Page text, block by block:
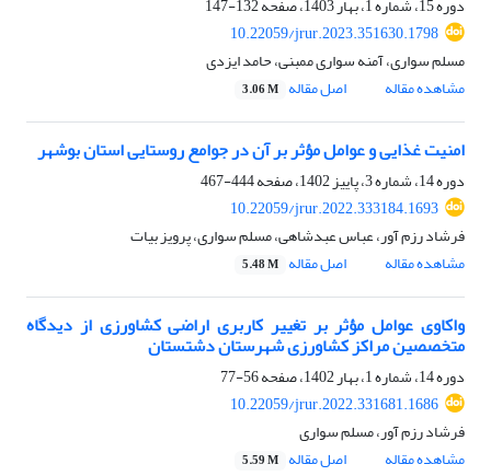
دوره 15، شماره 1، بهار 1403، صفحه
132-147
10.22059/jrur.2023.351630.1798
مسلم سواری، آمنه سواری ممبنی، حامد ایزدی
مشاهده مقاله
اصل مقاله 3.06 M
امنیت غذایی و عوامل مؤثر بر آن در جوامع روستایی استان بوشهر
دوره 14، شماره 3، پاییز 1402، صفحه
444-467
10.22059/jrur.2022.333184.1693
فرشاد رزم آور، عباس عبدشاهی، مسلم سواری، پرویز بیات
مشاهده مقاله
اصل مقاله 5.48 M
واکاوی عوامل مؤثر بر تغییر کاربری اراضی کشاورزی از دیدگاه
متخصصین مراکز کشاورزی شهرستان دشتستان
دوره 14، شماره 1، بهار 1402، صفحه
56-77
10.22059/jrur.2022.331681.1686
فرشاد رزم آور، مسلم سواری
مشاهده مقاله
اصل مقاله 5.59 M